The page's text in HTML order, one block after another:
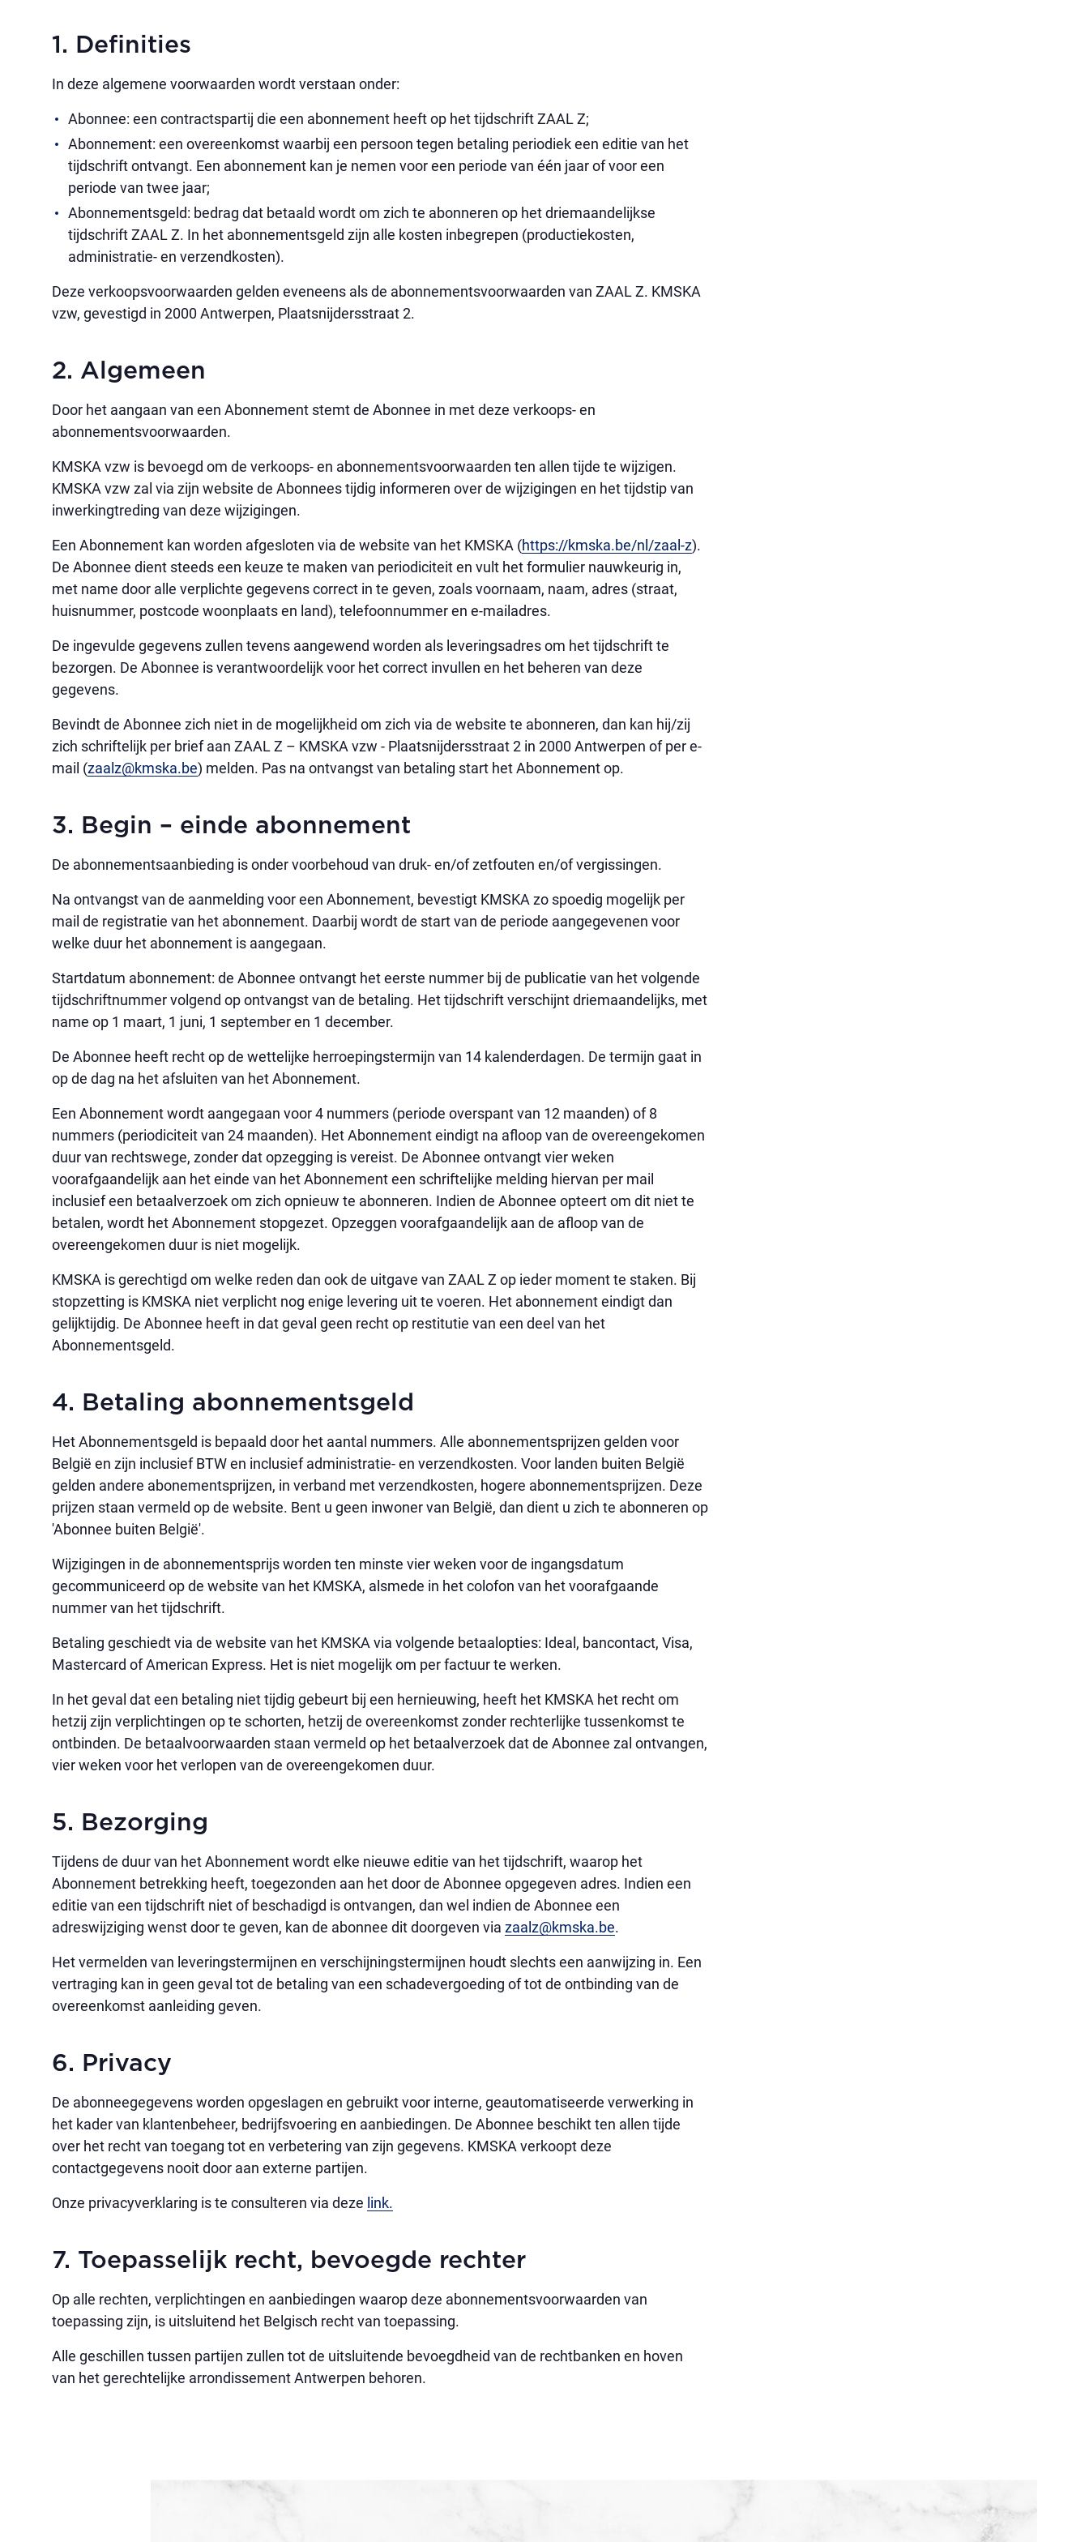
1. Definities
In deze algemene voorwaarden wordt verstaan onder:
Abonnee: een contractspartij die een abonnement heeft op het tijdschrift ZAAL Z;
Abonnement: een overeenkomst waarbij een persoon tegen betaling periodiek een editie van het
tijdschrift ontvangt. Een abonnement kan je nemen voor een periode van één jaar of voor een
periode van twee jaar;
Abonnementsgeld: bedrag dat betaald wordt om zich te abonneren op het driemaandelijkse
tijdschrift ZAAL Z. In het abonnementsgeld zijn alle kosten inbegrepen (productiekosten,
administratie- en verzendkosten).
Deze verkoopsvoorwaarden gelden eveneens als de abonnementsvoorwaarden van ZAAL Z. KMSKA
vzw, gevestigd in 2000 Antwerpen, Plaatsnijdersstraat 2.
2. Algemeen
Door het aangaan van een Abonnement stemt de Abonnee in met deze verkoops- en
abonnementsvoorwaarden.
KMSKA vzw is bevoegd om de verkoops- en abonnementsvoorwaarden ten allen tijde te wijzigen.
KMSKA vzw zal via zijn website de Abonnees tijdig informeren over de wijzigingen en het tijdstip van
inwerkingtreding van deze wijzigingen.
Een Abonnement kan worden afgesloten via de website van het KMSKA (https://kmska.be/nl/zaal-z).
De Abonnee dient steeds een keuze te maken van periodiciteit en vult het formulier nauwkeurig in,
met name door alle verplichte gegevens correct in te geven, zoals voornaam, naam, adres (straat,
huisnummer, postcode woonplaats en land), telefoonnummer en e-mailadres.
De ingevulde gegevens zullen tevens aangewend worden als leveringsadres om het tijdschrift te
bezorgen. De Abonnee is verantwoordelijk voor het correct invullen en het beheren van deze
gegevens.
Bevindt de Abonnee zich niet in de mogelijkheid om zich via de website te abonneren, dan kan hij/zij
zich schriftelijk per brief aan ZAAL Z – KMSKA vzw - Plaatsnijdersstraat 2 in 2000 Antwerpen of per e-
mail (zaalz@kmska.be) melden. Pas na ontvangst van betaling start het Abonnement op.
3. Begin – einde abonnement
De abonnementsaanbieding is onder voorbehoud van druk- en/of zetfouten en/of vergissingen.
Na ontvangst van de aanmelding voor een Abonnement, bevestigt KMSKA zo spoedig mogelijk per
mail de registratie van het abonnement. Daarbij wordt de start van de periode aangegevenen voor
welke duur het abonnement is aangegaan.
Startdatum abonnement: de Abonnee ontvangt het eerste nummer bij de publicatie van het volgende
tijdschriftnummer volgend op ontvangst van de betaling. Het tijdschrift verschijnt driemaandelijks, met
name op 1 maart, 1 juni, 1 september en 1 december.
De Abonnee heeft recht op de wettelijke herroepingstermijn van 14 kalenderdagen. De termijn gaat in
op de dag na het afsluiten van het Abonnement.
Een Abonnement wordt aangegaan voor 4 nummers (periode overspant van 12 maanden) of 8
nummers (periodiciteit van 24 maanden). Het Abonnement eindigt na afloop van de overeengekomen
duur van rechtswege, zonder dat opzegging is vereist. De Abonnee ontvangt vier weken
voorafgaandelijk aan het einde van het Abonnement een schriftelijke melding hiervan per mail
inclusief een betaalverzoek om zich opnieuw te abonneren. Indien de Abonnee opteert om dit niet te
betalen, wordt het Abonnement stopgezet. Opzeggen voorafgaandelijk aan de afloop van de
overeengekomen duur is niet mogelijk.
KMSKA is gerechtigd om welke reden dan ook de uitgave van ZAAL Z op ieder moment te staken. Bij
stopzetting is KMSKA niet verplicht nog enige levering uit te voeren. Het abonnement eindigt dan
gelijktijdig. De Abonnee heeft in dat geval geen recht op restitutie van een deel van het
Abonnementsgeld.
4. Betaling abonnementsgeld
Het Abonnementsgeld is bepaald door het aantal nummers. Alle abonnementsprijzen gelden voor
België en zijn inclusief BTW en inclusief administratie- en verzendkosten. Voor landen buiten België
gelden andere abonementsprijzen, in verband met verzendkosten, hogere abonnementsprijzen. Deze
prijzen staan vermeld op de website. Bent u geen inwoner van België, dan dient u zich te abonneren op
'Abonnee buiten België'.
Wijzigingen in de abonnementsprijs worden ten minste vier weken voor de ingangsdatum
gecommuniceerd op de website van het KMSKA, alsmede in het colofon van het voorafgaande
nummer van het tijdschrift.
Betaling geschiedt via de website van het KMSKA via volgende betaalopties: Ideal, bancontact, Visa,
Mastercard of American Express. Het is niet mogelijk om per factuur te werken.
In het geval dat een betaling niet tijdig gebeurt bij een hernieuwing, heeft het KMSKA het recht om
hetzij zijn verplichtingen op te schorten, hetzij de overeenkomst zonder rechterlijke tussenkomst te
ontbinden. De betaalvoorwaarden staan vermeld op het betaalverzoek dat de Abonnee zal ontvangen,
vier weken voor het verlopen van de overeengekomen duur.
5. Bezorging
Tijdens de duur van het Abonnement wordt elke nieuwe editie van het tijdschrift, waarop het
Abonnement betrekking heeft, toegezonden aan het door de Abonnee opgegeven adres. Indien een
editie van een tijdschrift niet of beschadigd is ontvangen, dan wel indien de Abonnee een
adreswijziging wenst door te geven, kan de abonnee dit doorgeven via zaalz@kmska.be.
Het vermelden van leveringstermijnen en verschijningstermijnen houdt slechts een aanwijzing in. Een
vertraging kan in geen geval tot de betaling van een schadevergoeding of tot de ontbinding van de
overeenkomst aanleiding geven.
6. Privacy
De abonneegegevens worden opgeslagen en gebruikt voor interne, geautomatiseerde verwerking in
het kader van klantenbeheer, bedrijfsvoering en aanbiedingen. De Abonnee beschikt ten allen tijde
over het recht van toegang tot en verbetering van zijn gegevens. KMSKA verkoopt deze
contactgegevens nooit door aan externe partijen.
Onze privacyverklaring is te consulteren via deze link.
7. Toepasselijk recht, bevoegde rechter
Op alle rechten, verplichtingen en aanbiedingen waarop deze abonnementsvoorwaarden van
toepassing zijn, is uitsluitend het Belgisch recht van toepassing.
Alle geschillen tussen partijen zullen tot de uitsluitende bevoegdheid van de rechtbanken en hoven
van het gerechtelijke arrondissement Antwerpen behoren.